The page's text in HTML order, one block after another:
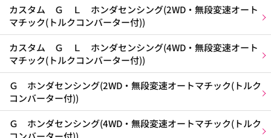
カスタム Ｇ Ｌ ホンダセンシング(2WD・無段変速オート
マチック(トルクコンバーター付))
カスタム Ｇ Ｌ ホンダセンシング(4WD・無段変速オート
マチック(トルクコンバーター付))
Ｇ ホンダセンシング(2WD・無段変速オートマチック(トルク
コンバーター付))
Ｇ ホンダセンシング(4WD・無段変速オートマチック(トルク